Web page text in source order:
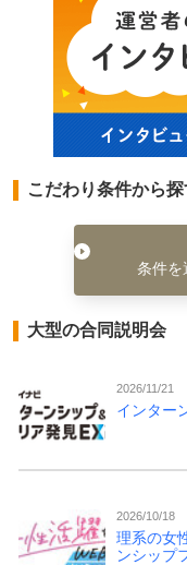
こだわり条件から探
条件を
大型の合同説明会
2026/11/21
インター
2026/10/18
理系の女
ンシップ